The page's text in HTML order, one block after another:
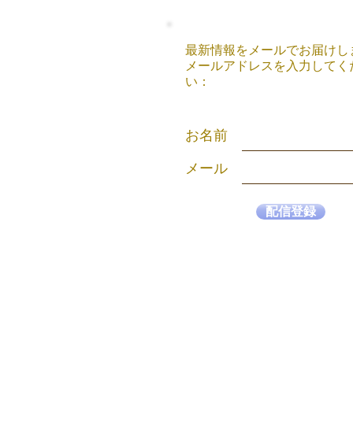
最新情報をメールでお届けし
メールアドレスを入力してく
い：
お名前
メール
配信登録